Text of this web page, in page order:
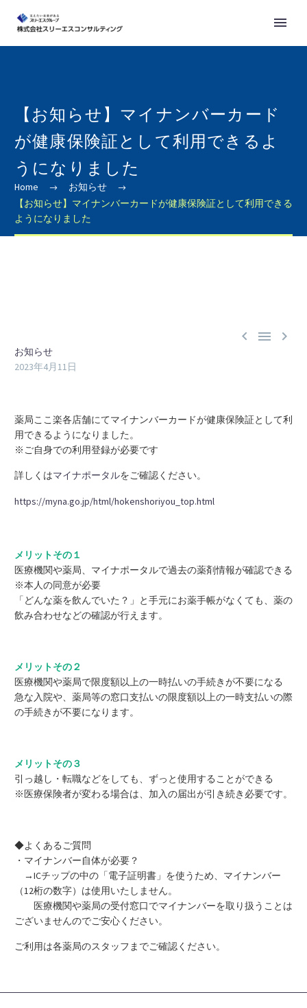
【お知らせ】マイナンバーカード
が健康保険証として利用できるよ
うになりました
Home
お知らせ
【お知らせ】マイナンバーカードが健康保険証として利用できる
ようになりました
  
お知らせ
2023年4月11日
薬局ここ楽各店舗にてマイナンバーカードが健康保険証として利
用できるようになりました。
※ご自身での利用登録が必要です
詳しくはマイナポータルをご確認ください。
https://myna.go.jp/html/hokenshoriyou_top.html
メリットその１
医療機関や薬局、マイナポータルで過去の薬剤情報が確認できる
※本人の同意が必要
「どんな薬を飲んでいた？」と手元にお薬手帳がなくても、薬の
飲み合わせなどの確認が行えます。
メリットその２
医療機関や薬局で限度額以上の一時払いの手続きが不要になる
急な入院や、薬局等の窓口支払いの限度額以上の一時支払いの際
の手続きが不要になります。
メリットその３
引っ越し・転職などをしても、ずっと使用することができる
※医療保険者が変わる場合は、加入の届出が引き続き必要です。
◆よくあるご質問
・マイナンバー自体が必要？
→ICチップの中の「電子証明書」を使うため、マイナンバー
（12桁の数字）は使用いたしません。
医療機関や薬局の受付窓口でマイナンバーを取り扱うことは
ございませんのでご安心ください。
ご利用は各薬局のスタッフまでご確認ください。